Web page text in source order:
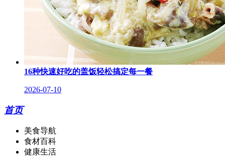
16种快速好吃的盖饭轻松搞定每一餐
2026-07-10
首页
美食导航
食材百科
健康生活